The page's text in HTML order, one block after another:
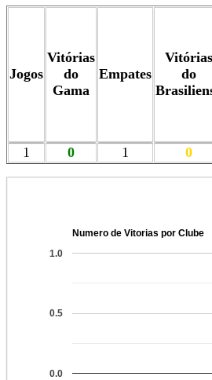
Jogos
Vitórias
do
Gama
Empates
Vitórias
do
1 0 1 0
Numero de Vitorias por Clube
0.0
0.5
1.0